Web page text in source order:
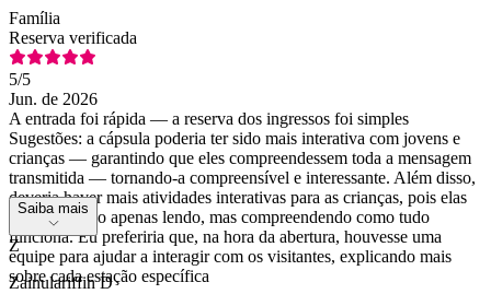
Família
Reserva verificada
5/5
Jun. de 2026
A entrada foi rápida — a reserva dos ingressos foi simples
Sugestões: a cápsula poderia ter sido mais interativa com jovens e
crianças — garantindo que eles compreendessem toda a mensagem
transmitida — tornando-a compreensível e interessante. Além disso,
deveria haver mais atividades interativas para as crianças, pois elas
aprendem não apenas lendo, mas compreendendo como tudo
funciona. Eu preferiria que, na hora da abertura, houvesse uma
equipe para ajudar a interagir com os visitantes, explicando mais
sobre cada estação específica
Saiba mais
Z
Zainulariffin D